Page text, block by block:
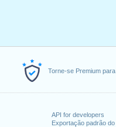
Torne-se Premium
API for developers
Exportação padrão